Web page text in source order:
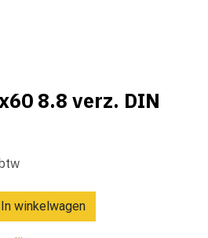
8.8 verz. DIN
In winkelwagen